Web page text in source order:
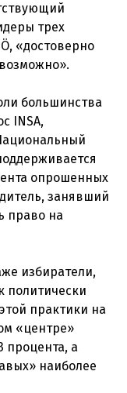
трех
«достоверно
большинства
INSA,
опрошенных
занявший
право на
избиратели,
политически
практики на
«центре»
процента, а
наиболее